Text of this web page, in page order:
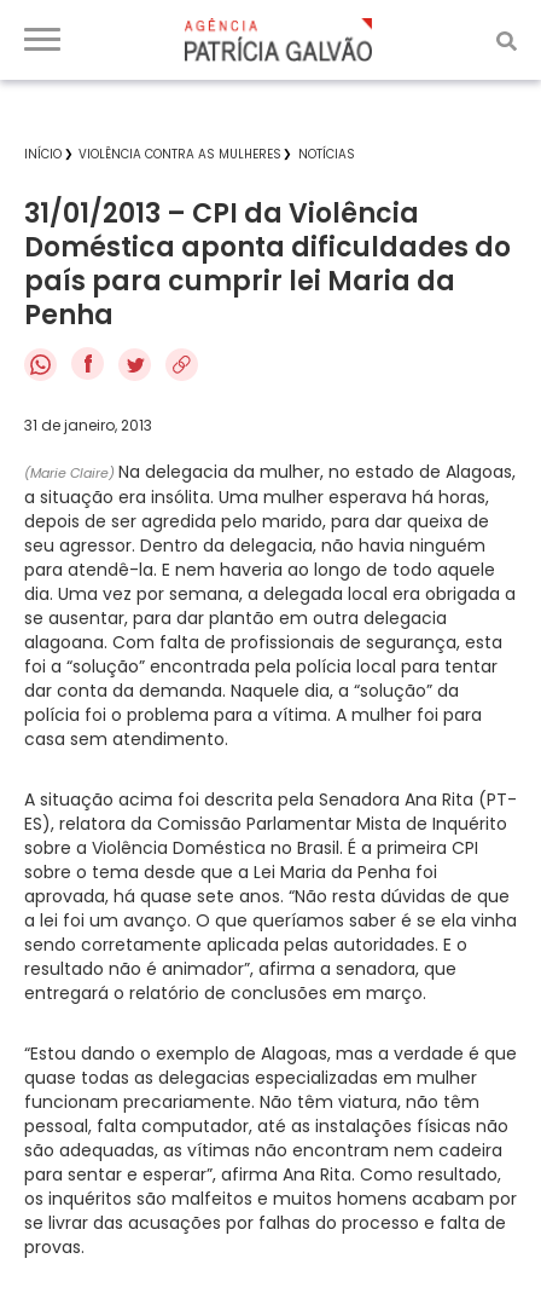
INÍCIO VIOLÊNCIA CONTRA AS MULHERES NOTÍCIAS
31/01/2013 – CPI da Violência
Doméstica aponta dificuldades do
país para cumprir lei Maria da
Penha
f
31 de janeiro, 2013
(Marie Claire) Na delegacia da mulher, no estado de Alagoas,
a situação era insólita. Uma mulher esperava há horas,
depois de ser agredida pelo marido, para dar queixa de
seu agressor. Dentro da delegacia, não havia ninguém
para atendê-la. E nem haveria ao longo de todo aquele
dia. Uma vez por semana, a delegada local era obrigada a
se ausentar, para dar plantão em outra delegacia
alagoana. Com falta de profissionais de segurança, esta
foi a “solução” encontrada pela polícia local para tentar
dar conta da demanda. Naquele dia, a “solução” da
polícia foi o problema para a vítima. A mulher foi para
casa sem atendimento.
A situação acima foi descrita pela Senadora Ana Rita (PT-
ES), relatora da Comissão Parlamentar Mista de Inquérito
sobre a Violência Doméstica no Brasil. É a primeira CPI
sobre o tema desde que a Lei Maria da Penha foi
aprovada, há quase sete anos. “Não resta dúvidas de que
a lei foi um avanço. O que queríamos saber é se ela vinha
sendo corretamente aplicada pelas autoridades. E o
resultado não é animador”, afirma a senadora, que
entregará o relatório de conclusões em março.
“Estou dando o exemplo de Alagoas, mas a verdade é que
quase todas as delegacias especializadas em mulher
funcionam precariamente. Não têm viatura, não têm
pessoal, falta computador, até as instalações físicas não
são adequadas, as vítimas não encontram nem cadeira
para sentar e esperar”, afirma Ana Rita. Como resultado,
os inquéritos são malfeitos e muitos homens acabam por
se livrar das acusações por falhas do processo e falta de
provas.